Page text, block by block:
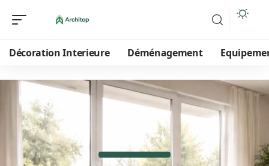
Décoration Interieure Déménagement